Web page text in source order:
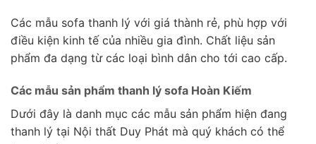
Các mẫu sofa thanh lý với giá thành rẻ, phù hợp với
điều kiện kinh tế của nhiều gia đình. Chất liệu sản
phẩm đa dạng từ các loại bình dân cho tới cao cấp.
Các mẫu sản phẩm thanh lý sofa Hoàn Kiếm
Dưới đây là danh mục các mẫu sản phẩm hiện đang
thanh lý tại Nội thất Duy Phát mà quý khách có thể